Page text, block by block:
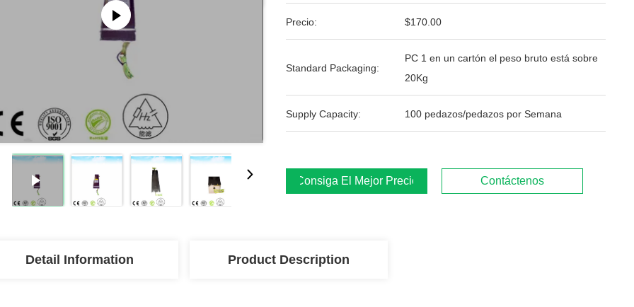
Precio: $170.00
Standard Packaging:
PC 1 en un cartón el peso bruto está sobre
20Kg
Supply Capacity: 100 pedazos/pedazos por Semana
Consiga El Mejor Precio Contáctenos
Detail Information Product Description